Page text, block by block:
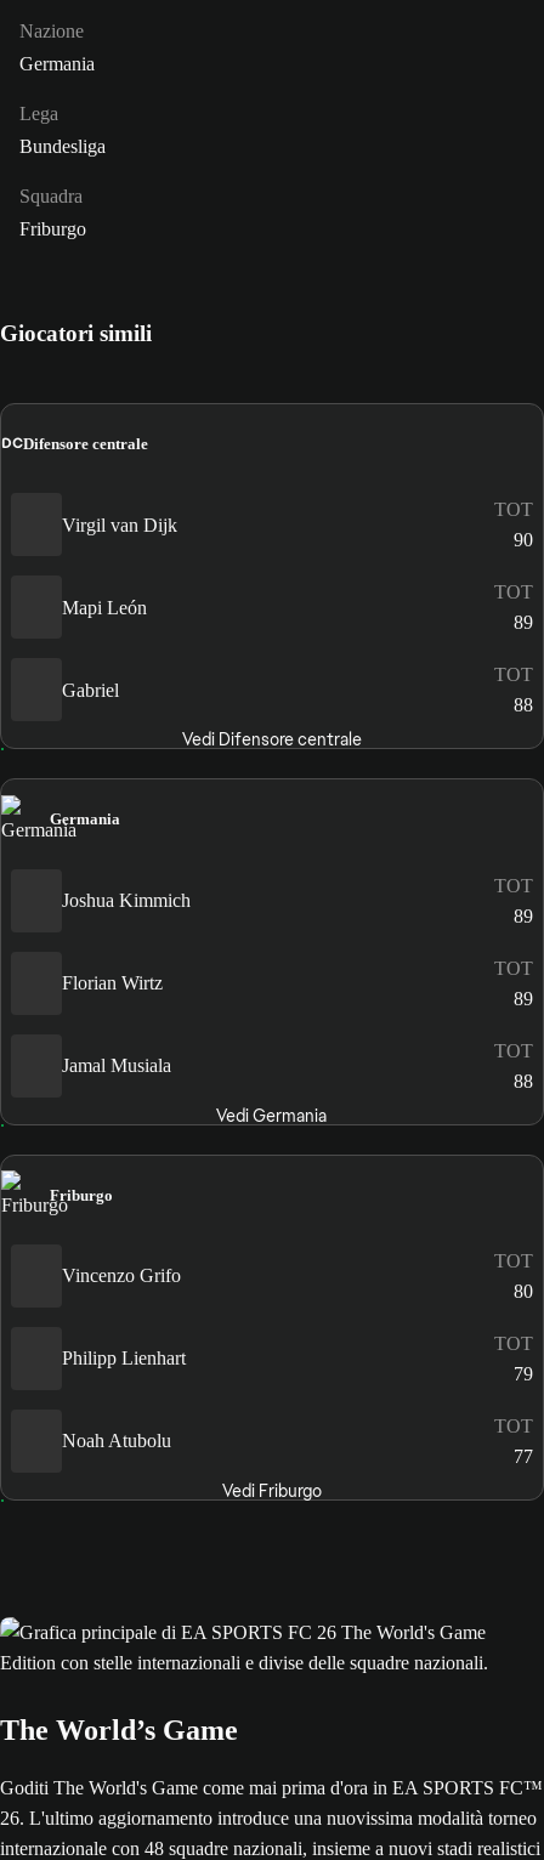
Nazione
Germania
Lega
Bundesliga
Squadra
Friburgo
Giocatori simili
DCDifensore centrale
Virgil van Dijk
TOT
90
Mapi León
TOT
89
Gabriel
TOT
88
Vedi Difensore centrale
Germania
Joshua Kimmich
TOT
89
Florian Wirtz
TOT
89
Jamal Musiala
TOT
88
Vedi Germania
Friburgo
Vincenzo Grifo
TOT
80
Philipp Lienhart
TOT
79
Noah Atubolu
TOT
77
Vedi Friburgo
The World’s Game
Goditi The World's Game come mai prima d'ora in EA SPORTS FC™
26. L'ultimo aggiornamento introduce una nuovissima modalità torneo
internazionale con 48 squadre nazionali, insieme a nuovi stadi realistici